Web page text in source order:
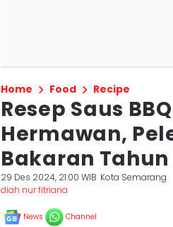
Home Food Recipe
Resep Saus
Hermawan,
Bakaran Tahun
29 Des 2024, 21:00 WIB Kota Semarang
diah nur fitriana
News Channel